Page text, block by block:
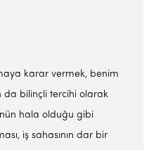
karar vermek, benim
da bilinçli tercihi olarak
hala olduğu gibi
iş sahasının dar bir